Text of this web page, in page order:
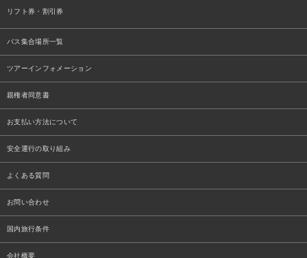
リフト券・割引券
バス集合場所一覧
ツアーインフォメーション
親権者同意書
お支払い方法について
安全運行の取り組み
よくある質問
お問い合わせ
国内旅行条件
会社概要